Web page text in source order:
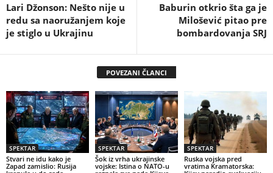
Lari Džonson: Nešto nije u
redu sa naoružanjem koje
je stiglo u Ukrajinu
Baburin otkrio šta ga je
Milošević pitao pre
bombardovanja SRJ
POVEZANI ČLANCI
SPEKTAR
Stvari ne idu kako je
Zapad zamislio: Rusija
SPEKTAR
Šok iz vrha ukrajinske
vojske: Istina o NATO-u
SPEKTAR
Ruska vojska pred
vratima Kramatorska: